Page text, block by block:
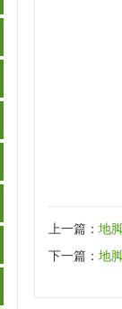
上一篇： 地
下一篇： 地